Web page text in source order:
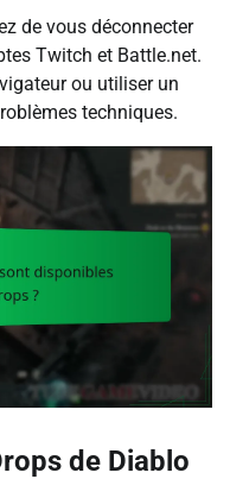
de vous déconnecter
Twitch et Battle.net.
ou utiliser un
techniques.
de Diablo